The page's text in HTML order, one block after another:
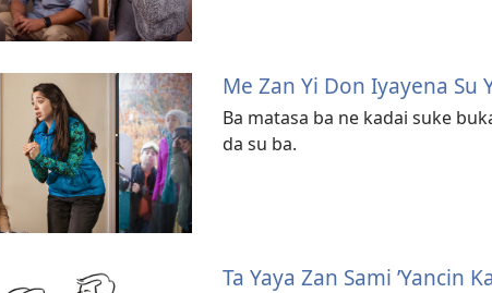
Me Zan Yi Don Iyayena Su
Ba matasa ba ne kadai suke
da su ba.
Ta Yaya Zan Sami ’Yancin